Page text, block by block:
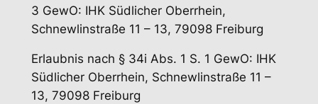
3 GewO: IHK Südlicher Oberrhein,
Schnewlinstraße 11 – 13, 79098 Freiburg
Erlaubnis nach § 34i Abs. 1 S. 1 GewO: IHK
Südlicher Oberrhein, Schnewlinstraße 11 –
13, 79098 Freiburg